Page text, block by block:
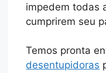
impedem todas
cumprirem seu
Temos pronta
desentupidoras